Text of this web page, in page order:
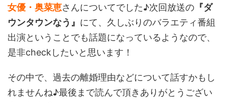
女優・奥菜恵さんについてでした♪次回放送の 『ダ
ウンタウンなう』 にて、久しぶりのバラエティ番組
出演ということでも話題になっているようなので、
是非checkしたいと思います！
その中で、過去の離婚理由などについて話すかもし
れませんね♪最後まで読んで頂きありがとうござい